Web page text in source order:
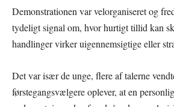
Demonstrationen var velorganiseret og
tydeligt signal om, hvor hurtigt tillid kan
handlinger virker uigennemsigtige eller
Det var især de unge, flere af talerne
førstegangsvælgere oplever, at en